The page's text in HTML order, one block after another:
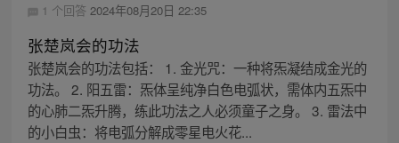
1 个回答 2024年08月20日 22:35
张楚岚会的功法
张楚岚会的功法包括： 1. 金光咒：一种将炁凝结成金光的
功法。 2. 阳五雷：炁体呈纯净白色电弧状，需体内五炁中
的心肺二炁升腾，练此功法之人必须童子之身。 3. 雷法中
的小白虫：将电弧分解成零星电火花...